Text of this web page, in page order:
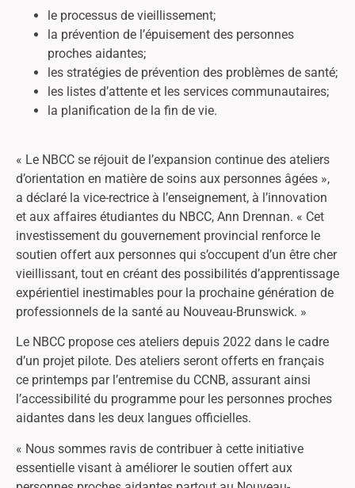
le processus de vieillissement;
la prévention de l’épuisement des personnes
proches aidantes;
les stratégies de prévention des problèmes de santé;
les listes d’attente et les services communautaires;
la planification de la fin de vie.
« Le NBCC se réjouit de l’expansion continue des ateliers
d’orientation en matière de soins aux personnes âgées »,
a déclaré la vice-rectrice à l’enseignement, à l’innovation
et aux affaires étudiantes du NBCC, Ann Drennan. « Cet
investissement du gouvernement provincial renforce le
soutien offert aux personnes qui s’occupent d’un être cher
vieillissant, tout en créant des possibilités d’apprentissage
expérientiel inestimables pour la prochaine génération de
professionnels de la santé au Nouveau-Brunswick. »
Le NBCC propose ces ateliers depuis 2022 dans le cadre
d’un projet pilote. Des ateliers seront offerts en français
ce printemps par l’entremise du CCNB, assurant ainsi
l’accessibilité du programme pour les personnes proches
aidantes dans les deux langues officielles.
« Nous sommes ravis de contribuer à cette initiative
essentielle visant à améliorer le soutien offert aux